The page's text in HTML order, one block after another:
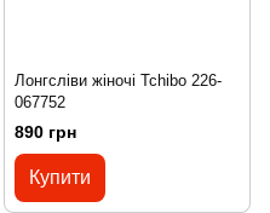
Лонгсліви жіночі Tchibo 226-
067752
890 грн
Купити